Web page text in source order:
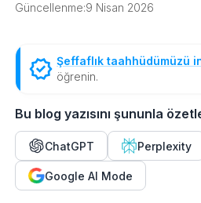
Güncellenme:9 Nisan 2026
Şeffaflık taahhüdümüzü
öğrenin.
Bu blog yazısını şununla
ChatGPT Perplexity
Google AI Mode